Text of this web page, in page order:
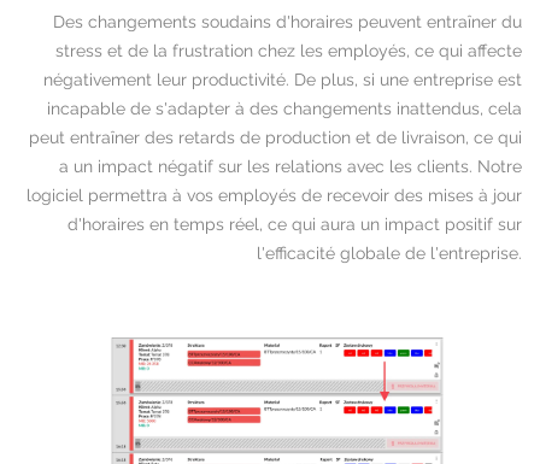
Des changements soudains d'horaires peuvent entraîner du
stress et de la frustration chez les employés, ce qui affecte
négativement leur productivité. De plus, si une entreprise est
incapable de s'adapter à des changements inattendus, cela
peut entraîner des retards de production et de livraison, ce qui
a un impact négatif sur les relations avec les clients. Notre
logiciel permettra à vos employés de recevoir des mises à jour
d'horaires en temps réel, ce qui aura un impact positif sur
l'efficacité globale de l'entreprise.